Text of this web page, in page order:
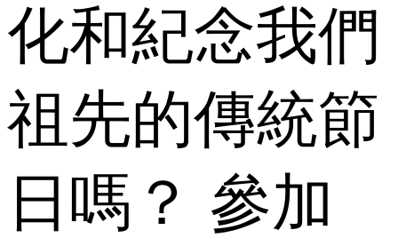
化和紀念我們
祖先的傳統節
日嗎？ 參加